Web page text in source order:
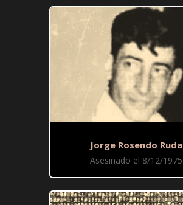
Jorge Rosendo Ruda
Asesinado el 8/12/1975